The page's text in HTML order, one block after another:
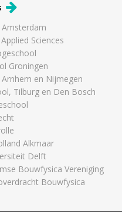
Sciences
Groningen
en Nijmegen
Tilburg en Den Bosch
Alkmaar
Delft
Bouwfysica Vereniging
Bouwfysica